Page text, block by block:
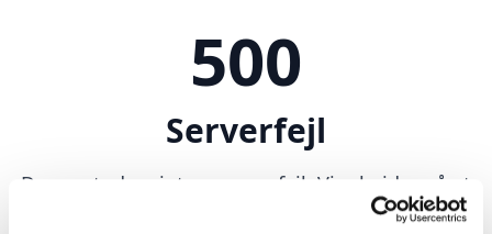
500
Serverfejl
Der opstod en intern serverfejl. Vi arbejder på at
løse problemet. Prøv venligst igen senere.